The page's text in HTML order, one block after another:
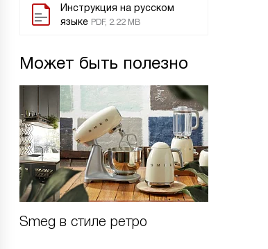
Инструкция на русском
языке PDF, 2.22 MB
Может быть полезно
Smeg в стиле ретро